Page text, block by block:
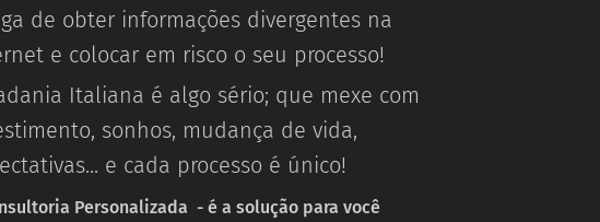
de obter informações divergentes na
e colocar em risco o seu processo!
Italiana é algo sério; que mexe com
sonhos, mudança de vida,
e cada processo é único!
Personalizada - é a solução para você